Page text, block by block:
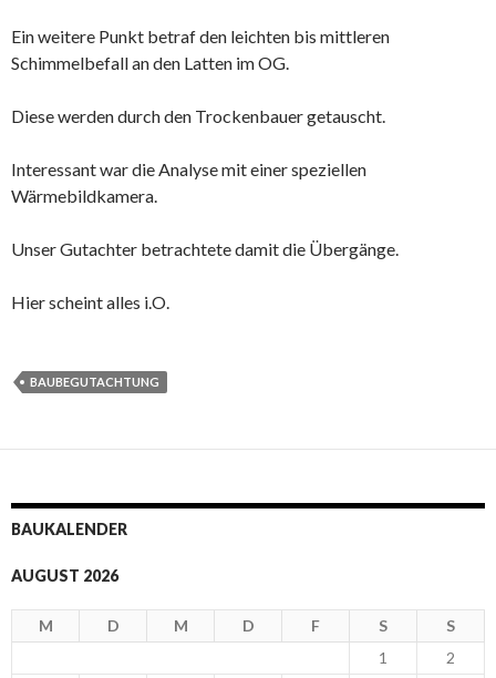
Ein weitere Punkt betraf den leichten bis mittleren
Schimmelbefall an den Latten im OG.
Diese werden durch den Trockenbauer getauscht.
Interessant war die Analyse mit einer speziellen
Wärmebildkamera.
Unser Gutachter betrachtete damit die Übergänge.
Hier scheint alles i.O.
BAUBEGUTACHTUNG
BAUKALENDER
AUGUST 2026
M D M D F S
S
1
2